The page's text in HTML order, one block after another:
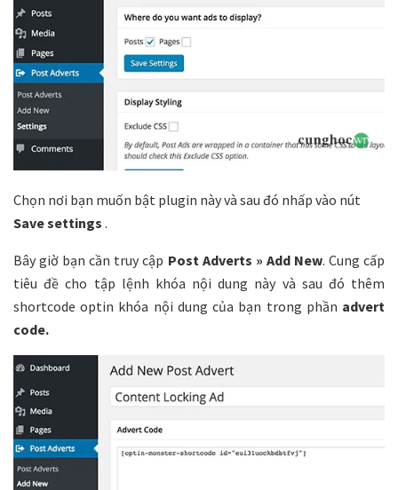
Chọn nơi bạn muốn bật plugin này và sau đó nhấp vào nút
Save settings .
Bây giờ bạn cần truy cập Post Adverts » Add New. Cung cấp
tiêu đề cho tập lệnh khóa nội dung này và sau đó thêm
shortcode optin khóa nội dung của bạn trong phần advert
code.